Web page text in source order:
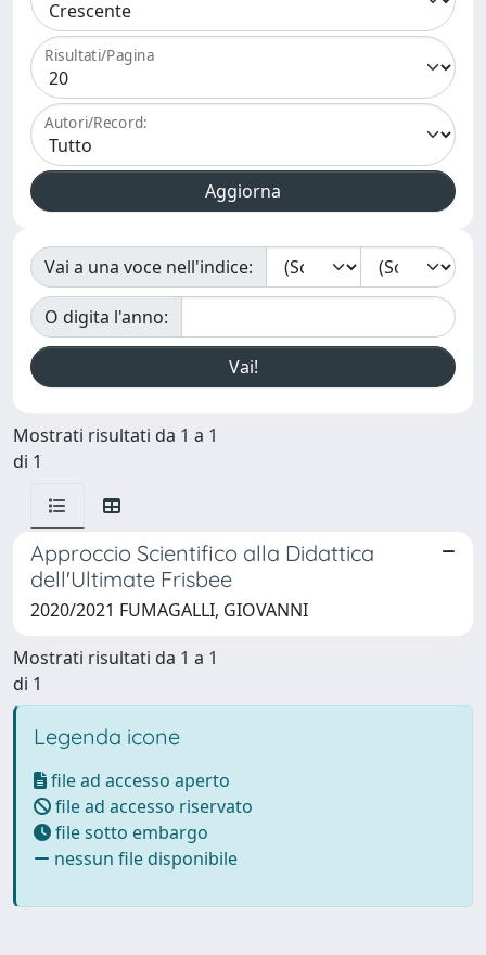
Risultati/Pagina
Autori/Record:
Vai a una voce nell'indice:
O digita l'anno:
Mostrati risultati da 1 a 1
di 1
Approccio Scientifico alla Didattica
dell'Ultimate Frisbee
2020/2021 FUMAGALLI, GIOVANNI
Mostrati risultati da 1 a 1
di 1
Legenda icone
file ad accesso aperto
file ad accesso riservato
file sotto embargo
nessun file disponibile